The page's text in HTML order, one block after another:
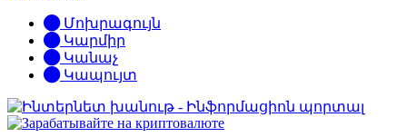
Մոխրագույն
Կարմիր
Կանաչ
Կապույտ